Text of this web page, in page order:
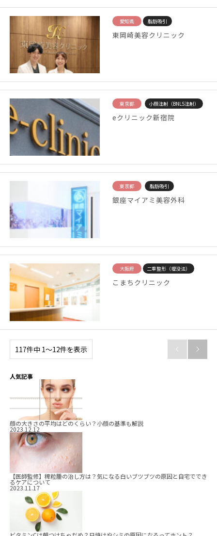
愛知県 脂肪吸引
東岡崎美容クリニック
東京都 小顔注射（BNLS注射）
eクリニック新宿院
東京都 脂肪吸引
銀座マイアミ美容外科
大阪府 二重整形（埋没法）
こまちクリニック
117件中 1〜12件を表示  
人気記事
顔の大きさの平均はどのくらい？小顔の基準も解説
2023.12.12
【医師監修】稗粒腫の治し方は？気になる白いブツブツの原因と自宅ででき
るケアについて
2023.11.17